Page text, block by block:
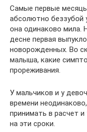
Самые первые
абсолютно беззубой
она одинаково мила.
десне первая
новорожденных. Во
малыша, какие
прореживания.
У мальчиков и у
времени
принимать в расчет
на эти сроки.